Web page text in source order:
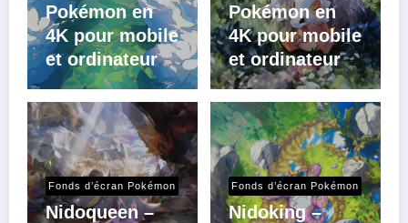
Pokémon en
4K pour mobile
et ordinateur
Pokémon en
4K pour mobile
et ordinateur
Fonds d’écran Pokémon
Nidoqueen –
Fonds d’écran Pokémon
Nidoking –